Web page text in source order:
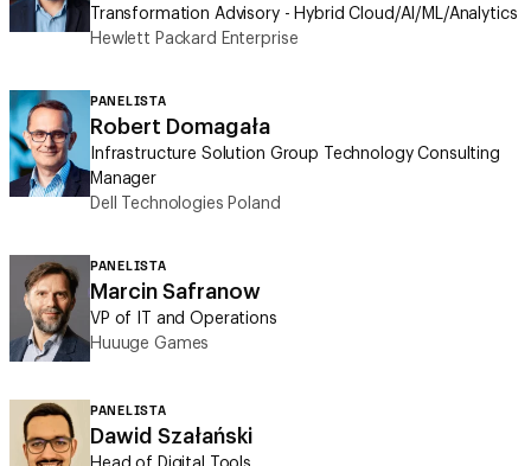
PANELISTA
Infrastructure Solution Group Technology Consulting
Manager
Dell Technologies Poland
PANELISTA
VP of IT and Operations
Huuuge Games
PANELISTA
Head of Digital Tools
Kruk